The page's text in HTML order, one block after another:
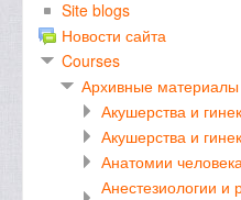
Site blogs
Новости сайта
Courses
Архивные
Акушерства и
Акушерства и
Анатомии
Анестезиологии и